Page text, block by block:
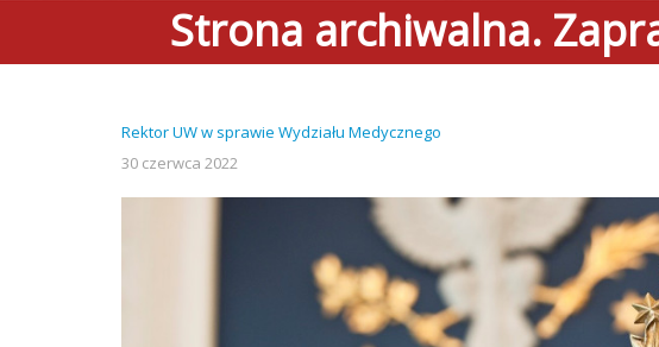
Strona archiwalna.
Rektor UW w sprawie Wydziału Medycznego
30 czerwca 2022